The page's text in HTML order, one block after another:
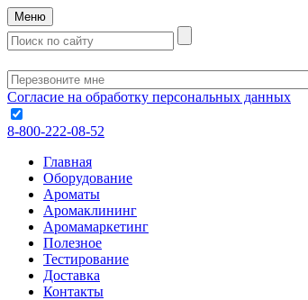
Меню
Согласие на обработку персональных данных
8-800-222-08-52
Главная
Оборудование
Ароматы
Аромаклининг
Аромамаркетинг
Полезное
Тестирование
Доставка
Контакты